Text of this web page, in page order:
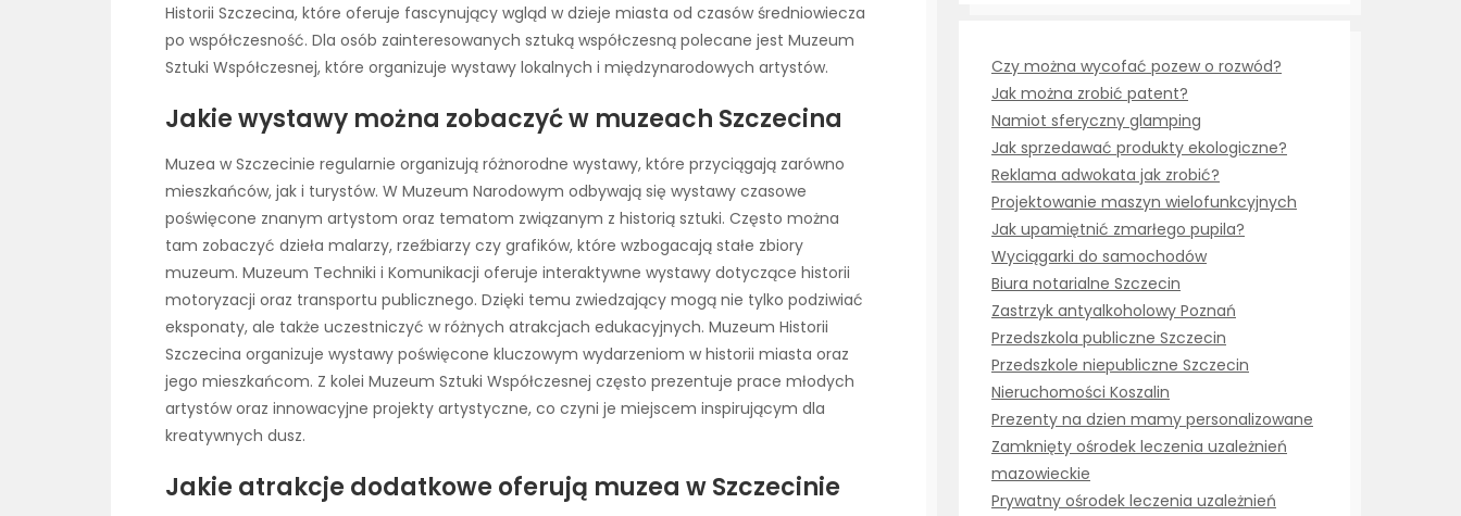
Historii Szczecina, które oferuje fascynujący wgląd w dzieje miasta od czasów średniowiecza
po współczesność. Dla osób zainteresowanych sztuką współczesną polecane jest Muzeum
Sztuki Współczesnej, które organizuje wystawy lokalnych i międzynarodowych artystów.
Jakie wystawy można zobaczyć w muzeach Szczecina
Muzea w Szczecinie regularnie organizują różnorodne wystawy, które przyciągają zarówno
mieszkańców, jak i turystów. W Muzeum Narodowym odbywają się wystawy czasowe
poświęcone znanym artystom oraz tematom związanym z historią sztuki. Często można
tam zobaczyć dzieła malarzy, rzeźbiarzy czy grafików, które wzbogacają stałe zbiory
muzeum. Muzeum Techniki i Komunikacji oferuje interaktywne wystawy dotyczące historii
motoryzacji oraz transportu publicznego. Dzięki temu zwiedzający mogą nie tylko podziwiać
eksponaty, ale także uczestniczyć w różnych atrakcjach edukacyjnych. Muzeum Historii
Szczecina organizuje wystawy poświęcone kluczowym wydarzeniom w historii miasta oraz
jego mieszkańcom. Z kolei Muzeum Sztuki Współczesnej często prezentuje prace młodych
artystów oraz innowacyjne projekty artystyczne, co czyni je miejscem inspirującym dla
kreatywnych dusz.
Jakie atrakcje dodatkowe oferują muzea w Szczecinie
Czy można wycofać pozew o rozwód?
Jak można zrobić patent?
Namiot sferyczny glamping
Jak sprzedawać produkty ekologiczne?
Reklama adwokata jak zrobić?
Projektowanie maszyn wielofunkcyjnych
Jak upamiętnić zmarłego pupila?
Wyciągarki do samochodów
Biura notarialne Szczecin
Zastrzyk antyalkoholowy Poznań
Przedszkola publiczne Szczecin
Przedszkole niepubliczne Szczecin
Nieruchomości Koszalin
Prezenty na dzien mamy personalizowane
Zamknięty ośrodek leczenia uzależnień
mazowieckie
Prywatny ośrodek leczenia uzależnień